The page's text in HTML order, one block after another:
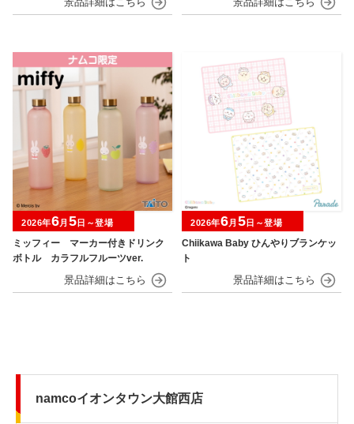
ミッフィー マーカー付きドリンク
ボトル カラフルフルーツver.
2026年6月 5日～登場
Chiikawa Baby ひんやりブランケッ
ト
2026年6月 5日～登場
namcoイオンタウン大館西店